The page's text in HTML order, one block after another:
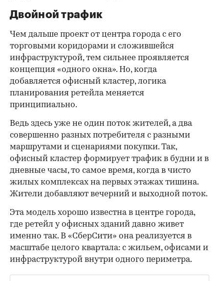
Двойной трафик
Чем дальше проект от центра города с его
торговыми коридорами и сложившейся
инфраструктурой, тем сильнее проявляется
концепция «одного окна». Но, когда
добавляется офисный кластер, логика
планирования ретейла меняется
принципиально.
Ведь здесь уже не один поток жителей, а два
совершенно разных потребителя с разными
маршрутами и сценариями покупки. Так,
офисный кластер формирует трафик в будни и в
дневные часы, то самое время, когда в чисто
жилых комплексах на первых этажах тишина.
Жители добавляют вечерний и выходной поток.
Эта модель хорошо известна в центре города,
где ретейл у офисных зданий давно живет
именно так. В «СберСити» она реализуется в
масштабе целого квартала: с жильем, офисами и
инфраструктурой внутри одного периметра.